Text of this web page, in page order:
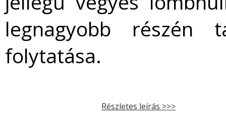
legnagyobb
folytatása.
Részletes leírás >>>